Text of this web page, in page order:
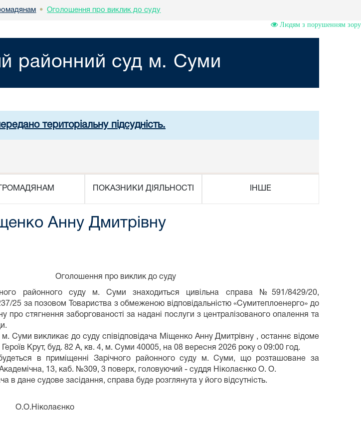
• Оголошення про виклик до суду
Людям з порушенням зору
районний суд м. Суми
територіальну підсудність.
ГРОМАДЯНАМ ПОКАЗНИКИ ДІЯЛЬНОСТІ ІНШЕ
Анну Дмитрівну
Оголошення про виклик до суду
районного суду м. Суми знаходиться цивільна справа №591/8429/20,
25 за позовом Товариства з обмеженою відповідальністю «Сумитеплоенерго» до
про стягнення заборгованості за надані послуги з централізованого опалення та
Суми викликає до суду співідповідача Міщенко Анну Дмитрівну , останнє відоме
Крут, буд. 82 А, кв. 4, м. Суми 40005, на 08 вересня 2026 року о 09:00 год.
в приміщенні Зарічного районного суду м. Суми, що розташоване за
13, каб. №309, 3 поверх, головуючий - суддя Ніколаєнко О. О.
в дане судове засідання, справа буде розглянута у його відсутність.